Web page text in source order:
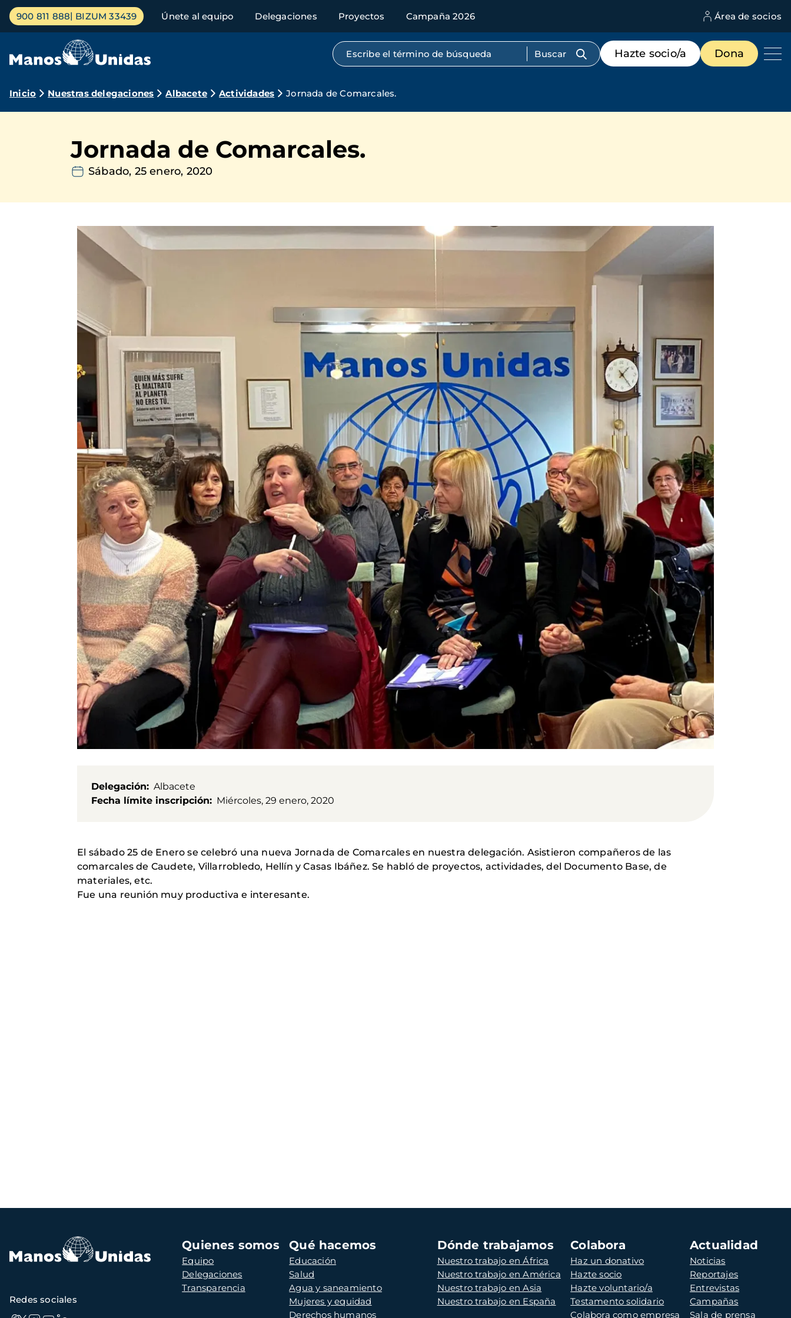
Pasar
contenido
Menú
principal
900 811 888 BIZUM 33439 Únete al equipo Delegaciones Proyectos Campaña 2026 Área de socios
Búsqueda por texto completo
Menú
de
destacados
Hazte socio/a Dona
Ruta
navegación
Inicio Nuestras delegaciones Albacete Actividades Jornada de Comarcales.
Jornada de Comarcales.
Sábado, 25 enero, 2020
Delegación
Albacete
Fecha límite inscripción
Miércoles, 29 enero, 2020
El sábado 25 de Enero se celebró una nueva Jornada de Comarcales en nuestra delegación. Asistieron compañeros de las
comarcales de Caudete, Villarrobledo, Hellín y Casas Ibáñez. Se habló de proyectos, actividades, del Documento Base, de
materiales, etc.
Fue una reunión muy productiva e interesante.
Navegación
principal
Quienes somos
Equipo
Delegaciones
Transparencia
Qué hacemos
Educación
Salud
Agua y saneamiento
Mujeres y equidad
Derechos humanos
Dónde trabajamos
Nuestro trabajo en África
Nuestro trabajo en América
Nuestro trabajo en Asia
Nuestro trabajo en España
Colabora
Haz un donativo
Hazte socio
Hazte voluntario/a
Testamento solidario
Colabora como empresa
Actualidad
Noticias
Reportajes
Entrevistas
Campañas
Sala de prensa
Redes sociales